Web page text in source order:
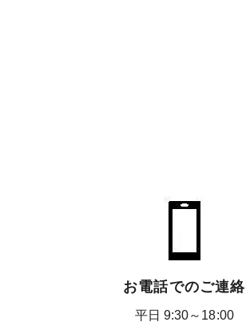
お電話でのご連絡
平日 9:30～18:00